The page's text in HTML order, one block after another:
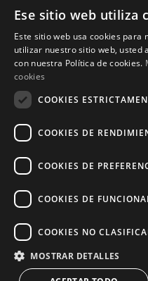
Sábados y festivos de
Inicio
Buscador de propiedades
Escribir reseña
Política de privacidad
© 2026
Construido por
Ese sitio web utiliza
Este sitio web usa cookies
utilizar nuestro sitio web, usted
con nuestra Política de cookies.
cookies
COOKIES
COOKIES DE
COOKIES DE
COOKIES DE
COOKIES NO
MOSTRAR DETALLES